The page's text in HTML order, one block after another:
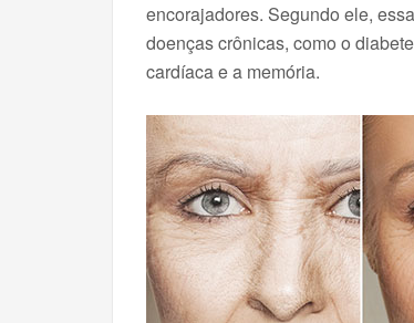
encorajadores. Segundo ele,
doenças crônicas, como o
cardíaca e a memória.